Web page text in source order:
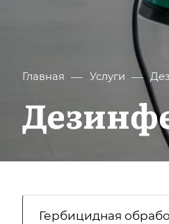
Главная — Услуги —
Гербицидная